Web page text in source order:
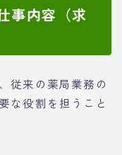
事内容（求
従来の薬局業務の
な役割を担うこと